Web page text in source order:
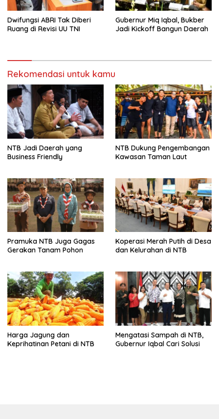
Dwifungsi ABRI Tak Diberi
Ruang di Revisi UU TNI
Gubernur Miq Iqbal, Bukber
Jadi Kickoff Bangun Daerah
Rekomendasi untuk kamu
NTB Jadi Daerah yang
Business Friendly
NTB Dukung Pengembangan
Kawasan Taman Laut
Pramuka NTB Juga Gagas
Gerakan Tanam Pohon
Koperasi Merah Putih di Desa
dan Kelurahan di NTB
Harga Jagung dan
Keprihatinan Petani di NTB
Mengatasi Sampah di NTB,
Gubernur Iqbal Cari Solusi